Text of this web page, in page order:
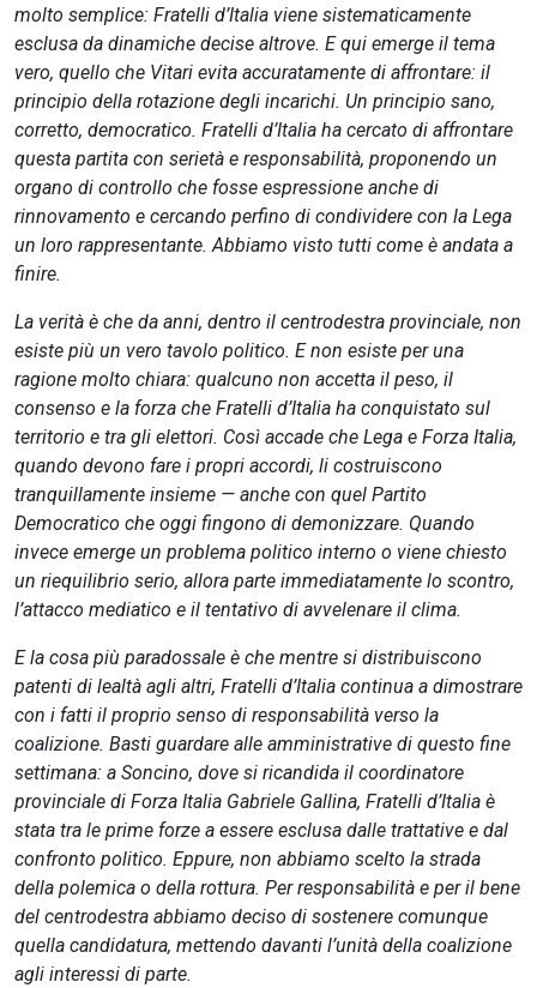
molto semplice: Fratelli d’Italia viene sistematicamente
esclusa da dinamiche decise altrove. E qui emerge il tema
vero, quello che Vitari evita accuratamente di affrontare: il
principio della rotazione degli incarichi. Un principio sano,
corretto, democratico. Fratelli d’Italia ha cercato di affrontare
questa partita con serietà e responsabilità, proponendo un
organo di controllo che fosse espressione anche di
rinnovamento e cercando perfino di condividere con la Lega
un loro rappresentante. Abbiamo visto tutti come è andata a
finire.
La verità è che da anni, dentro il centrodestra provinciale, non
esiste più un vero tavolo politico. E non esiste per una
ragione molto chiara: qualcuno non accetta il peso, il
consenso e la forza che Fratelli d’Italia ha conquistato sul
territorio e tra gli elettori. Così accade che Lega e Forza Italia,
quando devono fare i propri accordi, li costruiscono
tranquillamente insieme — anche con quel Partito
Democratico che oggi fingono di demonizzare. Quando
invece emerge un problema politico interno o viene chiesto
un riequilibrio serio, allora parte immediatamente lo scontro,
l’attacco mediatico e il tentativo di avvelenare il clima.
E la cosa più paradossale è che mentre si distribuiscono
patenti di lealtà agli altri, Fratelli d’Italia continua a dimostrare
con i fatti il proprio senso di responsabilità verso la
coalizione. Basti guardare alle amministrative di questo fine
settimana: a Soncino, dove si ricandida il coordinatore
provinciale di Forza Italia Gabriele Gallina, Fratelli d’Italia è
stata tra le prime forze a essere esclusa dalle trattative e dal
confronto politico. Eppure, non abbiamo scelto la strada
della polemica o della rottura. Per responsabilità e per il bene
del centrodestra abbiamo deciso di sostenere comunque
quella candidatura, mettendo davanti l’unità della coalizione
agli interessi di parte.